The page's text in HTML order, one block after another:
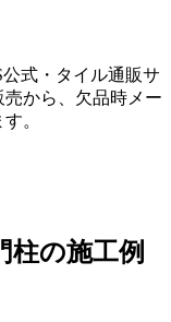
式・タイル通販サ
から、欠品時メー
。
柱の施工例